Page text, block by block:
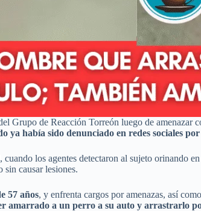
Grupo de Reacción Torreón luego de
ya había sido denunciado en redes sociales
los agentes detectaron al sujeto
sin causar lesiones.
57 años, y enfrenta cargos por amenazas, así
amarrado a un perro a su auto y arrastrarlo